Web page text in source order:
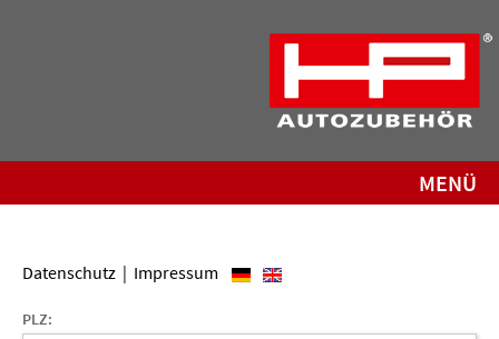
MENÜ
Datenschutz | Impressum
PLZ: